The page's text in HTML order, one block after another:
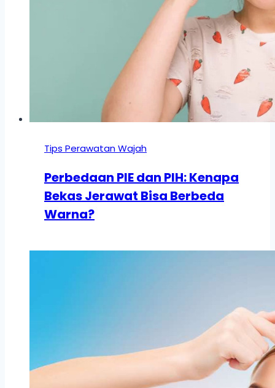
Tips Perawatan Wajah
Perbedaan PIE dan PIH: Kenapa
Bekas Jerawat Bisa Berbeda
Warna?